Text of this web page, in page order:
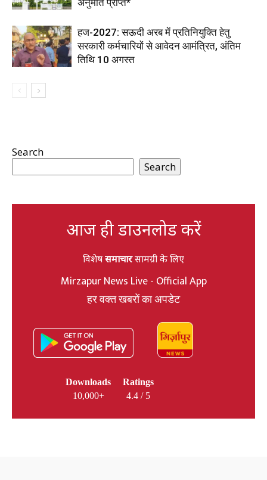
अनुमति प्राप्त*
हज-2027: सऊदी अरब में प्रतिनियुक्ति हेतु
सरकारी कर्मचारियों से आवेदन आमंत्रित, अंतिम
तिथि 10 अगस्त
Search
Search
आज ही डाउनलोड करें
विशेषसमाचारसामग्री के लिए
Mirzapur News Live - Official App
हर वक्त खबरों का अपडेट
Downloads
10,000+
Ratings
4.4 / 5